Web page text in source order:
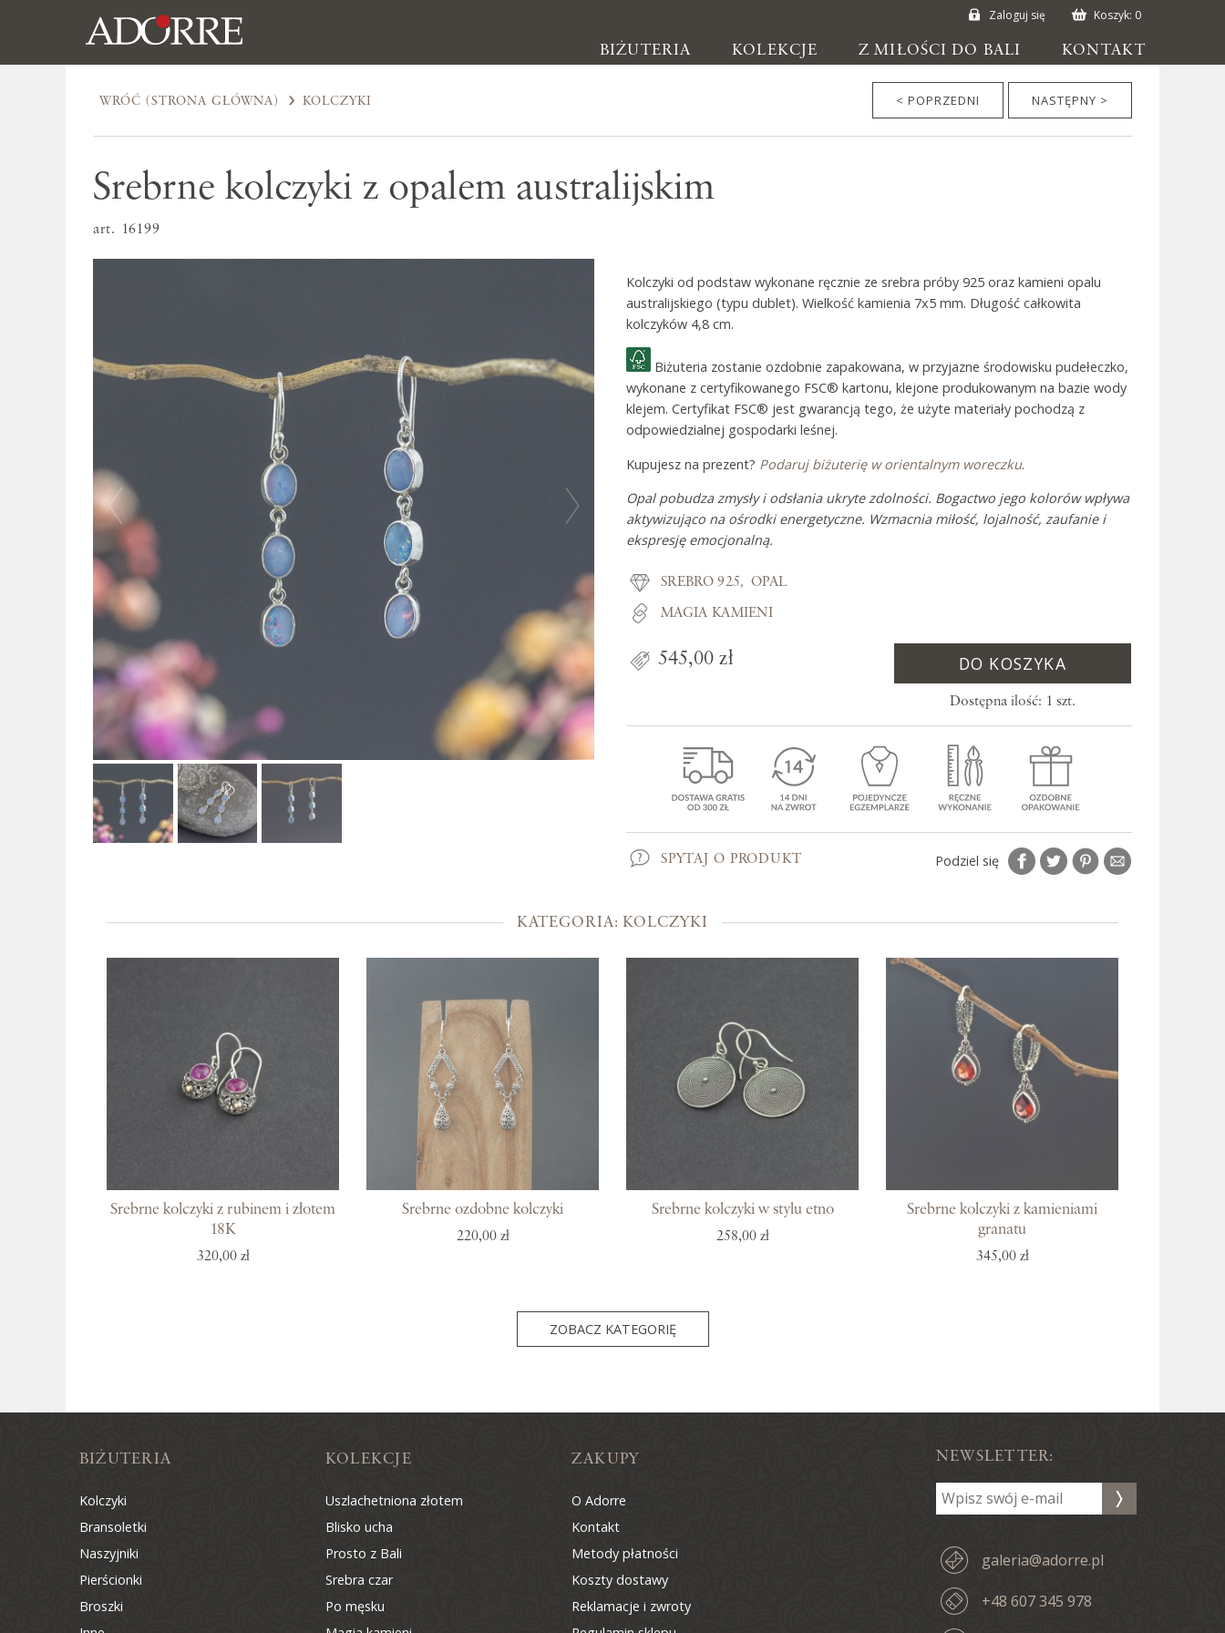
Zaloguj się Koszyk: 0
BIŻUTERIA KOLEKCJE Z MIŁOŚCI DO BALI KONTAKT
Biżuteria
Kolczyki
Pierścionki
Broszki
Inne
Z miłości do Bali
O Adorre
Kolekcje
Blisko ucha
Woreczki na biżuterię
Bony podarunkowe
WRÓĆ (STRONA GŁÓWNA) KOLCZYKI < POPRZEDNI NASTĘPNY >
Srebrne kolczyki z opalem australijskim
art. 16199
Kolczyki od podstaw wykonane ręcznie ze srebra próby 925 oraz kamieni opalu
australijskiego (typu dublet). Wielkość kamienia 7x5 mm. Długość całkowita
kolczyków 4,8 cm.
Biżuteria zostanie ozdobnie zapakowana, w przyjazne środowisku pudełeczko,
wykonane z certyfikowanego FSC® kartonu, klejone produkowanym na bazie wody
klejem. Certyfikat FSC® jest gwarancją tego, że użyte materiały pochodzą z
odpowiedzialnej gospodarki leśnej.
Kupujesz na prezent? Podaruj biżuterię w orientalnym woreczku.
Opal pobudza zmysły i odsłania ukryte zdolności. Bogactwo jego kolorów wpływa
aktywizująco na ośrodki energetyczne. Wzmacnia miłość, lojalność, zaufanie i
ekspresję emocjonalną.
SREBRO 925 OPAL
MAGIA KAMIENI
545,00 zł DO KOSZYKA
Dostępna ilość: 1 szt.
SPYTAJ O PRODUKT Podziel się
KATEGORIA: KOLCZYKI
Srebrne kolczyki z rubinem i złotem
18K
320,00 zł
Srebrne ozdobne kolczyki
220,00 zł
Srebrne kolczyki w stylu etno
258,00 zł
Srebrne kolczyki z kamieniami
granatu
345,00 zł
ZOBACZ KATEGORIĘ
NEWSLETTER:
galeria@adorre.pl
+48 607 345 978
BIŻUTERIA
Kolczyki
Bransoletki
Naszyjniki
Pierścionki
Broszki
KOLEKCJE
Uszlachetniona złotem
Blisko ucha
Prosto z Bali
Srebra czar
Po męsku
ZAKUPY
O Adorre
Kontakt
Metody płatności
Koszty dostawy
Reklamacje i zwroty